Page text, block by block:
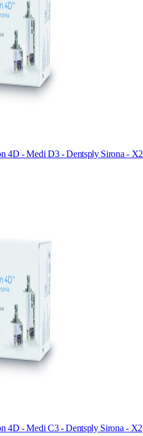
4D - Medi D3 - Dentsply Sirona - X2
4D - Medi C3 - Dentsply Sirona - X2